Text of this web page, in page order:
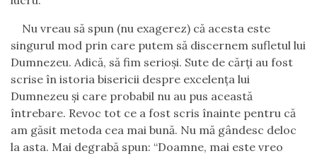
Nu vreau să spun (nu exagerez) că acesta este
singurul mod prin care putem să discernem sufletul lui
Dumnezeu. Adică, să fim serioşi. Sute de cărţi au fost
scrise în istoria bisericii despre excelenţa lui
Dumnezeu şi care probabil nu au pus această
întrebare. Revoc tot ce a fost scris înainte pentru că
am găsit metoda cea mai bună. Nu mă gândesc deloc
la asta. Mai degrabă spun: “Doamne, mai este vreo